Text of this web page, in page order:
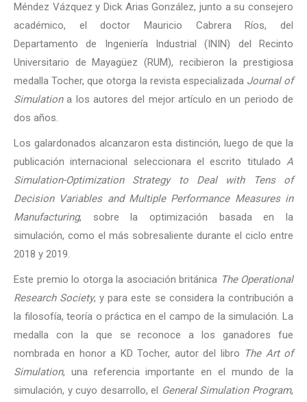
Méndez Vázquez y Dick Arias González, junto a su consejero
académico, el doctor Mauricio Cabrera Ríos, del
Departamento de Ingeniería Industrial (ININ) del Recinto
Universitario de Mayagüez (RUM), recibieron la prestigiosa
medalla Tocher, que otorga la revista especializada Journal of
Simulationa los autores del mejor artículo en un periodo de
dos años.
Los galardonados alcanzaron esta distinción, luego de que la
publicación internacional seleccionara el escrito titulado A
Simulation-Optimization Strategy to Deal with Tens of
Decision Variables and Multiple Performance Measures in
Manufacturing, sobre la optimización basada en la
simulación, como el más sobresaliente durante el ciclo entre
2018 y 2019.
Este premio lo otorga la asociación británica The Operational
Research Society, y para este se considera la contribución a
la filosofía, teoría o práctica en el campo de la simulación. La
medalla con la que se reconoce a los ganadores fue
nombrada en honor a KD Tocher, autor del libro The Art of
Simulation, una referencia importante en el mundo de la
simulación, y cuyo desarrollo, el General Simulation Program,